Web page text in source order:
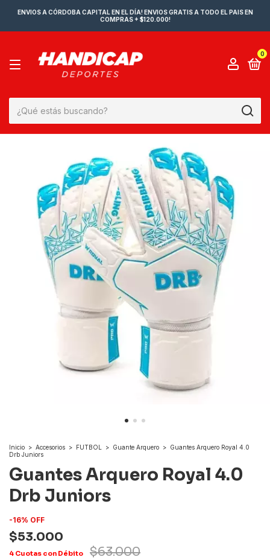
ENVIOS A CÓRDOBA CAPITAL EN EL DÍA! ENVIOS GRATIS A TODO EL PAIS EN
COMPRAS + $120.000!
0
Inicio > Accesorios > FUTBOL > Guante Arquero > Guantes Arquero Royal 4.0
Drb Juniors
Guantes Arquero Royal 4.0
Drb Juniors
-16% OFF
$53.000
$63.000